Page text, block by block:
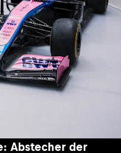
Abstecher der